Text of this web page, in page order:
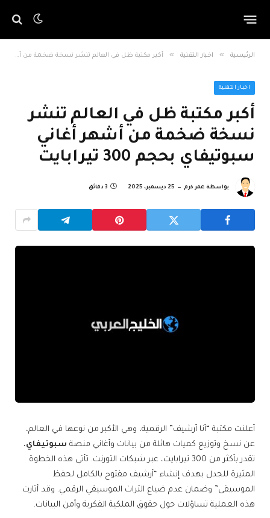
الرئيسية » اخبار التقنية » أكبر مكتبة ظل في العالم تنشر نسخة ضخمة من أشهر أغاني سبوتيفاي بحجم 300 تيرابايت
اخبار التقنية
أكبر مكتبة ظل في العالم تنشر
نسخة ضخمة من أشهر أغاني
سبوتيفاي بحجم 300 تيرابايت
بواسطة عمر كرم 25 ديسمبر، 2025 3 دقائق
أعلنت مكتبة “آنا أرشيف” الرقمية، وهي الأكبر من نوعها في العالم،
عن نسخ وتوزيع كميات هائلة من بيانات وأغاني منصة سبوتيفاي،
تقدر بأكثر من 300 تيرابايت، عبر شبكات التورنت. تأتي هذه الخطوة
المثيرة للجدل بهدف إنشاء “أرشيف مفتوح بالكامل لحفظ
الموسيقى” وضمان عدم ضياع التراث الموسيقي الرقمي. وقد أثارت
هذه العملية تساؤلات حول حقوق الملكية الفكرية وأمن البيانات.